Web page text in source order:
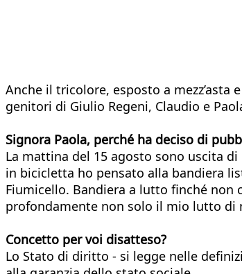
Anche il tricolore, esposto a
genitori di Giulio Regeni, Claudio e
Signora Paola, perché ha deciso di
La mattina del 15 agosto sono uscita
in bicicletta ho pensato alla bandiera
Fiumicello. Bandiera a lutto finché
profondamente non solo il mio lutto di
Concetto per voi disatteso?
Lo Stato di diritto - si legge nelle